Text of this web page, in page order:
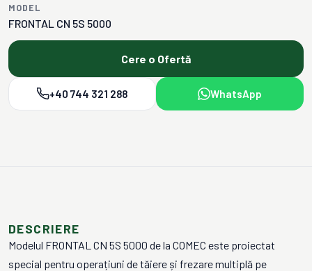
MODEL
FRONTAL CN 5S 5000
Cere o Ofertă
+40 744 321 288 WhatsApp
DESCRIERE
Modelul FRONTAL CN 5S 5000 de la COMEC este proiectat
special pentru operațiuni de tăiere și frezare multiplă pe